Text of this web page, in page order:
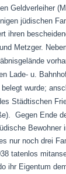
Geldverleiher
jüdischen
ihren
Metzger.
Lade- u.
belegt wurde;
Städtischen
Gegen Ende
Bewohner
nur noch drei
tatenlos
ihr Eigentum